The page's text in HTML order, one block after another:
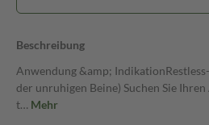
Beschreibung
Anwendung &amp;
der unruhigen Beine) Suchen Sie
t… Mehr